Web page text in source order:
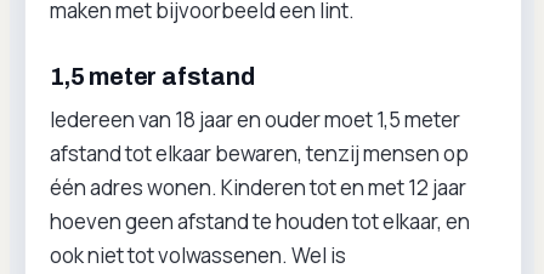
maken met bijvoorbeeld een lint.
1,5 meter afstand
Iedereen van 18 jaar en ouder moet 1,5 meter
afstand tot elkaar bewaren, tenzij mensen op
één adres wonen. Kinderen tot en met 12 jaar
hoeven geen afstand te houden tot elkaar, en
ook niet tot volwassenen. Wel is